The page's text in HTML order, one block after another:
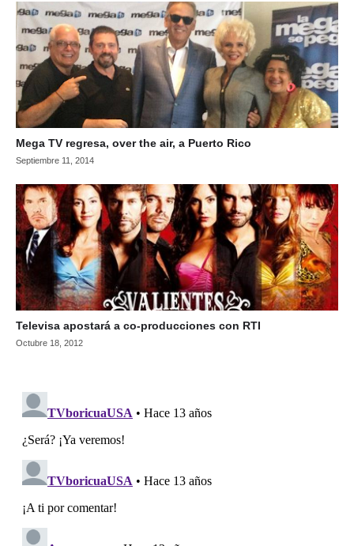
Mega TV regresa, over the air, a Puerto Rico
Septiembre 11, 2014
Televisa apostará a co-producciones con RTI
Octubre 18, 2012